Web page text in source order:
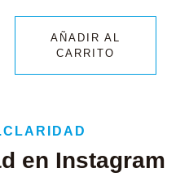
AÑADIR AL
CARRITO
en Instagram